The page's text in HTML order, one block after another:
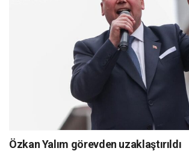
Özkan Yalım görevden uzaklaştırıldı